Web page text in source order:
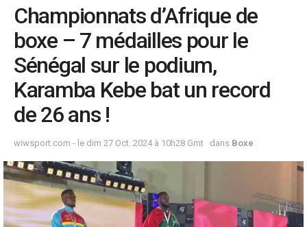
Championnats d’Afrique de
boxe – 7 médailles pour le
Sénégal sur le podium,
Karamba Kebe bat un record
de 26 ans !
wiwsport.com - le dim 27 Oct. 2024 à 10h28 Gmt dans Boxe